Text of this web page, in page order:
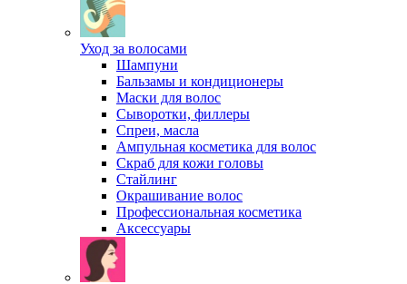
Уход за волосами
Шампуни
Бальзамы и кондиционеры
Маски для волос
Сыворотки, филлеры
Спреи, масла
Ампульная косметика для волос
Скраб для кожи головы
Стайлинг
Окрашивание волос
Профессиональная косметика
Аксессуары